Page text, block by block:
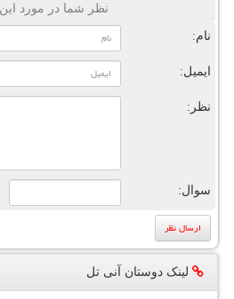
نظر شما در مورد
نام:
ایمیل:
نظر:
سوال:
لینک دوستان آنی تل